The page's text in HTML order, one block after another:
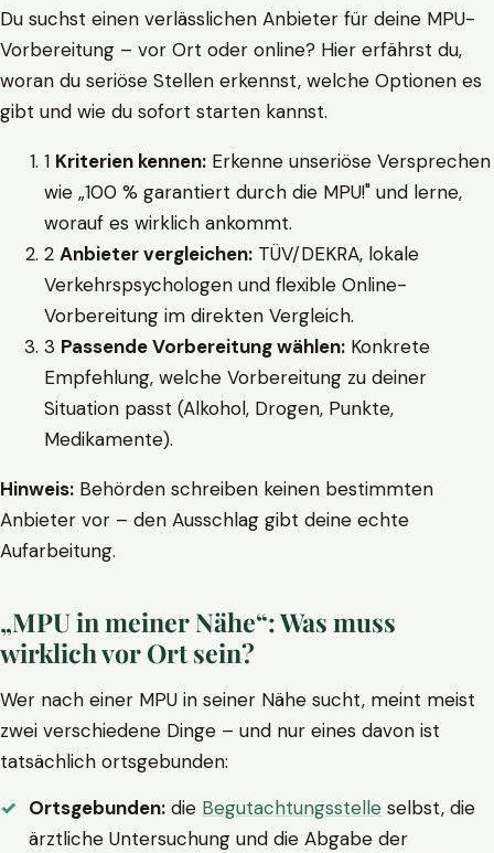
Du suchst einen verlässlichen Anbieter für deine MPU-
Vorbereitung – vor Ort oder online? Hier erfährst du,
woran du seriöse Stellen erkennst, welche Optionen es
gibt und wie du sofort starten kannst.
1 Kriterien kennen: Erkenne unseriöse Versprechen
wie „100 % garantiert durch die MPU!" und lerne,
worauf es wirklich ankommt.
2 Anbieter vergleichen: TÜV/DEKRA, lokale
Verkehrspsychologen und flexible Online-
Vorbereitung im direkten Vergleich.
3 Passende Vorbereitung wählen: Konkrete
Empfehlung, welche Vorbereitung zu deiner
Situation passt (Alkohol, Drogen, Punkte,
Medikamente).
Hinweis: Behörden schreiben keinen bestimmten
Anbieter vor – den Ausschlag gibt deine echte
Aufarbeitung.
„MPU in meiner Nähe“: Was muss
wirklich vor Ort sein?
Wer nach einer MPU in seiner Nähe sucht, meint meist
zwei verschiedene Dinge – und nur eines davon ist
tatsächlich ortsgebunden:
Ortsgebunden: die Begutachtungsstelle selbst, die
ärztliche Untersuchung und die Abgabe der